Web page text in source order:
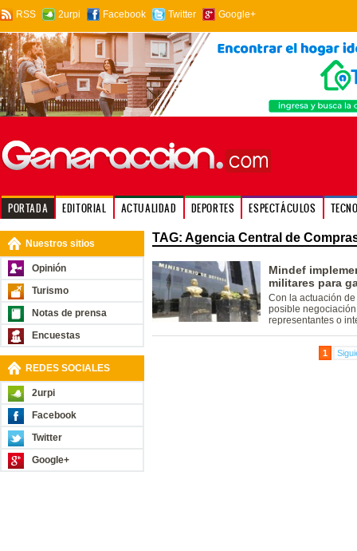
RSS 2urpi Facebook Twitter Google+
PORTADA EDITORIAL ACTUALIDAD DEPORTES ESPECTÁCULOS
Nuestros sitios
Opinión
Turismo
Notas de prensa
Encuestas
REDES SOCIALES
2urpi
Facebook
Twitter
Google+
TAG: Agencia Central de
Mindef
militares para
Con la actuación
posible
representantes o
1